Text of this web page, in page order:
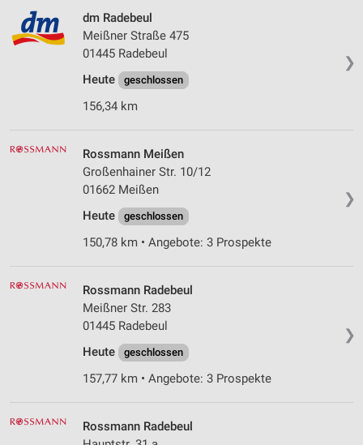
❯
dm Radebeul
Meißner Straße 475
01445 Radebeul
Heute
geschlossen
156,34 km
❯
Rossmann Meißen
Großenhainer Str. 10/12
01662 Meißen
Heute
geschlossen
150,78 km • Angebote: 3 Prospekte
❯
Rossmann Radebeul
Meißner Str. 283
01445 Radebeul
Heute
geschlossen
157,77 km • Angebote: 3 Prospekte
Rossmann Radebeul